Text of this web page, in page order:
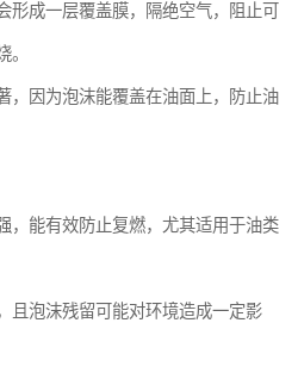
形成一层覆盖膜，隔绝空气，阻止可
，因为泡沫能覆盖在油面上，防止油
，能有效防止复燃，尤其适用于油类
且泡沫残留可能对环境造成一定影